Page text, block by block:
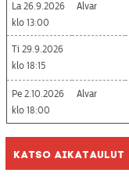
La 26.9.2026
13:00
Alvar
Ti 29.9.2026
18:15
Pe 2.10.2026
18:00
Alvar
Katso aikataulut